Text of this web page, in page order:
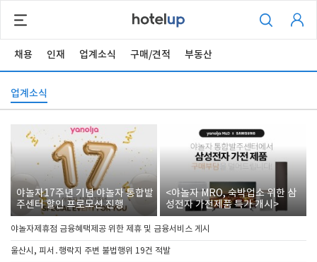
채용 인재 업계소식 구매/견적 부동산
업계소식
야놀자17주년 기념 야놀자 통합발
주센터 할인 프로모션 진행
<야놀자 MRO, 숙박업소 위한 삼
성전자 가전제품 특가 개시>
야놀자제휴점 금융혜택제공 위한 제휴 및 금융서비스 게시
울산시, 피서․행락지 주변 불법행위 19건 적발